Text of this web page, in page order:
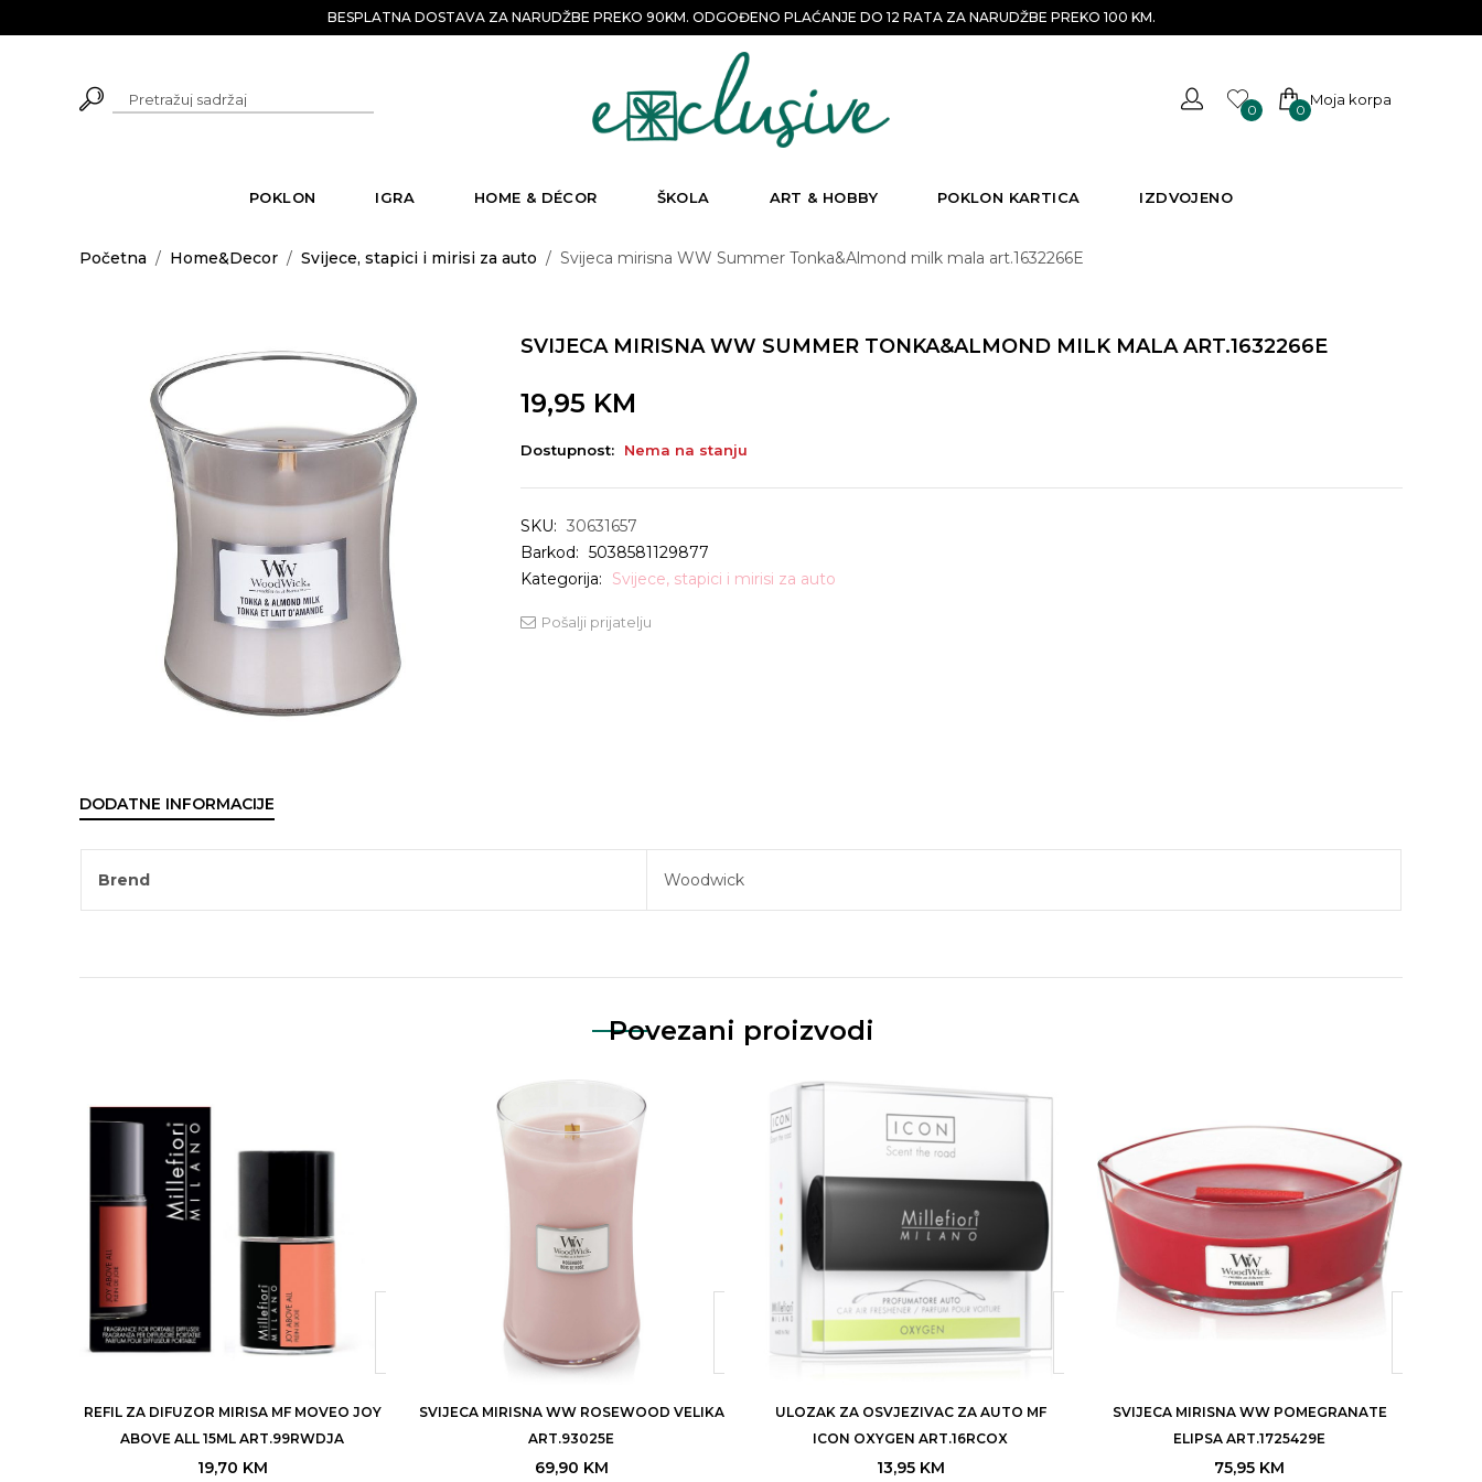
BESPLATNA DOSTAVA ZA NARUDŽBE PREKO 90KM. ODGOĐENO PLAĆANJE DO 12 RATA ZA NARUDŽBE PREKO 100 KM.
0 0
Moja korpa
POKLON IGRA HOME & DÉCOR ŠKOLA ART & HOBBY POKLON KARTICA IZDVOJENO
Početna / Home&Decor / Svijece, stapici i mirisi za auto / Svijeca mirisna WW Summer Tonka&Almond milk mala art.1632266E
SVIJECA MIRISNA WW SUMMER TONKA&ALMOND MILK MALA ART.1632266E
19,95 KM
Dostupnost: Nema na stanju
SKU: 30631657
Barkod: 5038581129877
Kategorija:
Svijece, stapici i mirisi za auto
Pošalji prijatelju
DODATNE INFORMACIJE
Brend Woodwick
Povezani proizvodi
REFIL ZA DIFUZOR MIRISA MF MOVEO JOY
ABOVE ALL 15ML ART.99RWDJA
19,70 KM
SVIJECA MIRISNA WW ROSEWOOD VELIKA
ART.93025E
69,90 KM
ULOZAK ZA OSVJEZIVAC ZA AUTO MF
ICON OXYGEN ART.16RCOX
13,95 KM
SVIJECA MIRISNA WW POMEGRANATE
ELIPSA ART.1725429E
75,95 KM